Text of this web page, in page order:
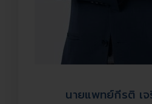
นายแพทย์กีรติ เ